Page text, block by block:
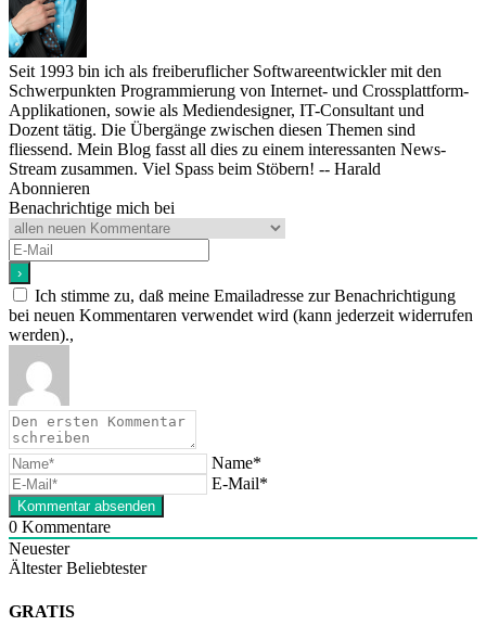
Seit 1993 bin ich als freiberuflicher Softwareentwickler mit den
Schwerpunkten Programmierung von Internet- und Crossplattform-
Applikationen, sowie als Mediendesigner, IT-Consultant und
Dozent tätig. Die Übergänge zwischen diesen Themen sind
fliessend. Mein Blog fasst all dies zu einem interessanten News-
Stream zusammen. Viel Spass beim Stöbern! -- Harald
Abonnieren
Benachrichtige mich bei
Ich stimme zu, daß meine Emailadresse zur Benachrichtigung
bei neuen Kommentaren verwendet wird (kann jederzeit widerrufen
werden).,
Name*
E-Mail*
0 Kommentare
Neuester
Ältester Beliebtester
GRATIS